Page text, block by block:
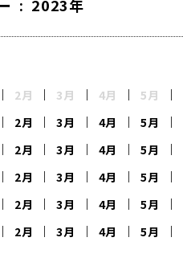
: 2023年
2月 3月 4月 5月
2月 3月 4月 5月
2月 3月 4月 5月
2月 3月 4月 5月
2月 3月 4月 5月
2月 3月 4月 5月